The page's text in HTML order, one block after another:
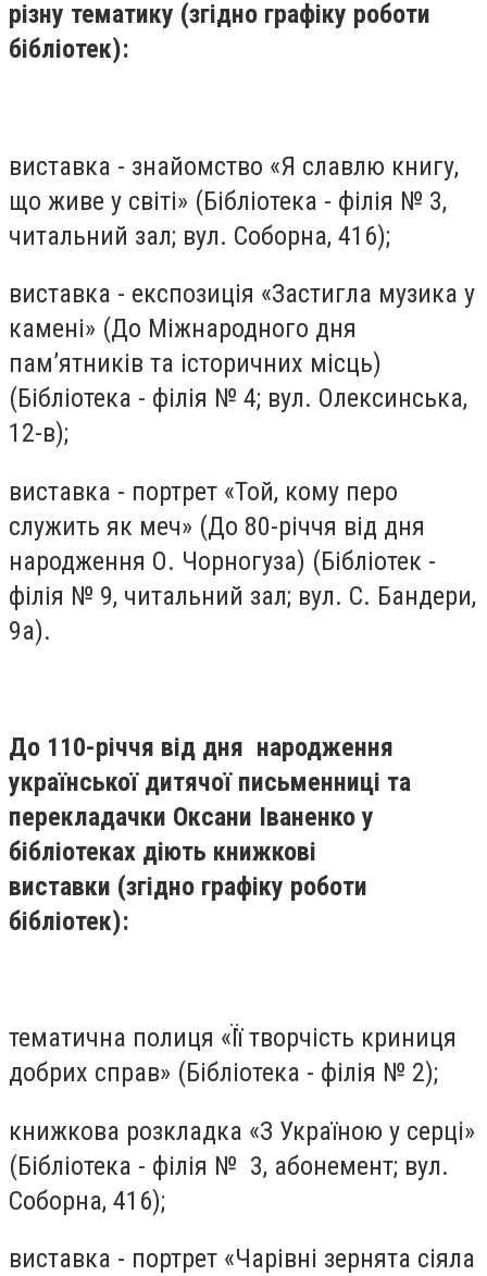
різну тематику (згідно графіку роботи
бібліотек):
виставка - знайомство «Я славлю книгу,
що живе у світі» (Бібліотека - філія № 3,
читальний зал; вул. Соборна, 416);
виставка - експозиція «Застигла музика у
камені» (До Міжнародного дня
пам’ятників та історичних місць)
(Бібліотека - філія № 4; вул. Олексинська,
12-в);
виставка - портрет «Той, кому перо
служить як меч» (До 80-річчя від дня
народження О. Чорногуза) (Бібліотек -
філія № 9, читальний зал; вул. С. Бандери,
9а).
До 110-річчя від дня народження
української дитячої письменниці та
перекладачки Оксани Іваненко у
бібліотеках діють книжкові
виставки (згідно графіку роботи
бібліотек):
тематична полиця «Її творчість криниця
добрих справ» (Бібліотека - філія № 2);
книжкова розкладка «З Україною у серці»
(Бібліотека - філія № 3, абонемент; вул.
Соборна, 416);
виставка - портрет «Чарівні зернята сіяла